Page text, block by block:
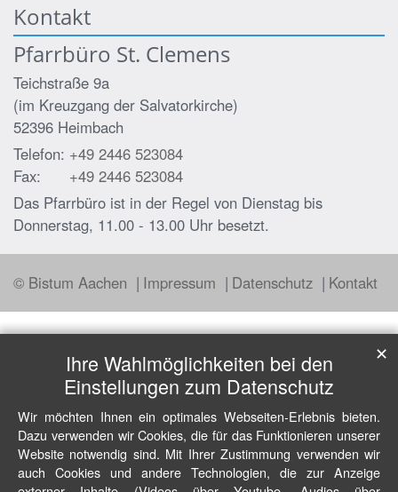
Kontakt
Pfarrbüro St. Clemens
Teichstraße 9a
(im Kreuzgang der Salvatorkirche)
52396 Heimbach
Telefon: +49 2446 523084
Fax:
+49 2446 523084
Das Pfarrbüro ist in der Regel von Dienstag bis
Donnerstag, 11.00 - 13.00 Uhr besetzt.
© Bistum Aachen Impressum Datenschutz Kontakt
Ihre Wahlmöglichkeiten bei den
Einstellungen zum Datenschutz
Wir möchten Ihnen ein optimales Webseiten-Erlebnis bieten.
Dazu verwenden wir Cookies, die für das Funktionieren unserer
Website notwendig sind. Mit Ihrer Zustimmung verwenden wir
auch Cookies und andere Technologien, die zur Anzeige
✕